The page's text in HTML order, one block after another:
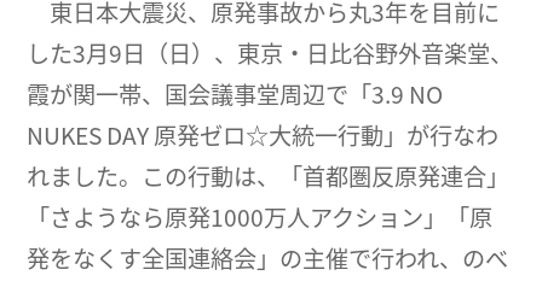
東日本大震災、原発事故から丸3年を目前に
した3月9日（日）、東京・日比谷野外音楽堂、
霞が関一帯、国会議事堂周辺で「3.9 NO
NUKES DAY 原発ゼロ☆大統一行動」が行なわ
れました。この行動は、「首都圏反原発連合」
「さようなら原発1000万人アクション」「原
発をなくす全国連絡会」の主催で行われ、のべ